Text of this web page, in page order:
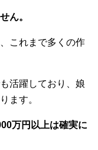
ん。
これまで多くの作
活躍しており、娘
ます。
万円以上は確実に